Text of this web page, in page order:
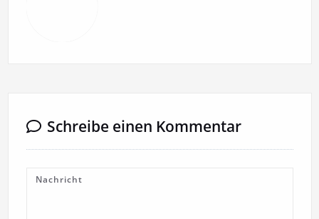
Schreibe einen Kommentar